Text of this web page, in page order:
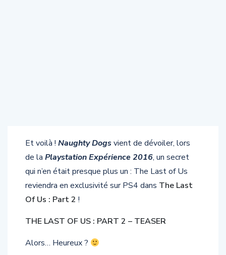
Et voilà ! Naughty Dogsvient de dévoiler, lors
de la Playstation Expérience 2016, un secret
qui n’en était presque plus un : The Last of Us
reviendra en exclusivité sur PS4 dans The Last
Of Us : Part 2 !
THE LAST OF US : PART 2 – TEASER
Alors… Heureux ?